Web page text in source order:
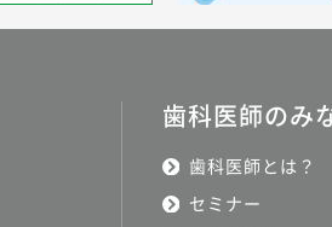
歯科医師のみ
歯科医師とは？
セミナー